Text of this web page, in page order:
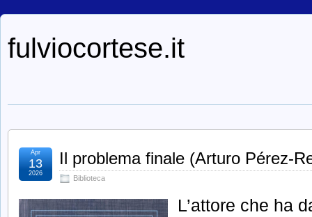
fulviocortese.it
Il problema finale (Arturo Pérez-
Biblioteca
Apr
13
2026
L’attore che ha